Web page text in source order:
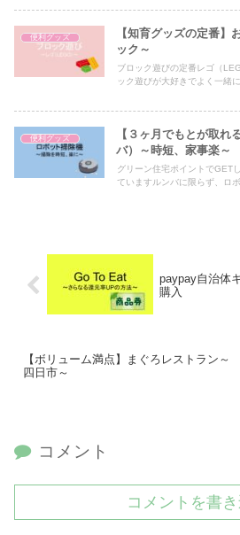
便利グッズ
【知育グッズの定番
ック～
ブロック遊びの定番レゴ（
ック遊びが大好きでよく一緒
便利グッズ
【３ヶ月でもとが取れ
バ）～時短、家事楽～
グリーン住宅ポイントでGET
ていますルンバに限らず、ロ
paypay自治体
購入
【ボリューム満点】まぐろレストラン～
四日市～
コメント
コメントを書